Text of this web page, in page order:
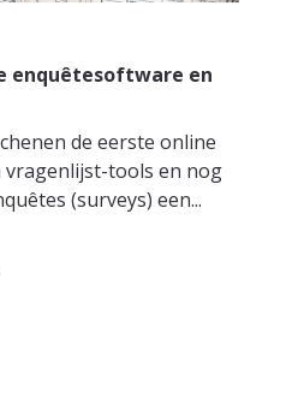
enquêtesoftware en
de eerste online
tools en nog
(surveys) een...